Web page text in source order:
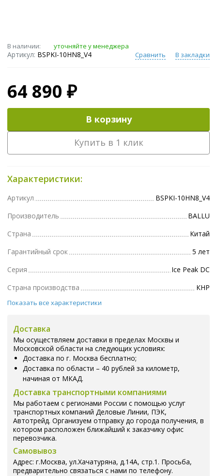
В наличии: уточняйте у менеджера
Артикул: BSPKI-10HN8_V4 Сравнить В закладки
64 890 ₽
В корзину
Купить в 1 клик
Характеристики:
Артикул
BSPKI-10HN8_V4
Производитель
BALLU
Страна
Китай
Гарантийный срок
5 лет
Серия
Ice Peak DC
Страна производства
КНР
Показать все характеристики
Доставка
Мы осуществляем доставки в пределах Москвы и
Московской области на следующих условиях:
Доставка по г. Москва бесплатно;
Доставка по области – 40 рублей за километр,
начиная от МКАД.
Доставка транспортными компаниями
Мы работаем с регионами России с помощью услуг
транспортных компаний Деловые Линии, ПЭК,
Автотрейд. Организуем отправку до города получения, в
котором расположен ближайший к заказчику офис
перевозчика.
Самовывоз
Адрес: г.Москва, ул.Хачатуряна, д.14А, стр.1. Просьба,
предварительно связаться с нами по телефону.